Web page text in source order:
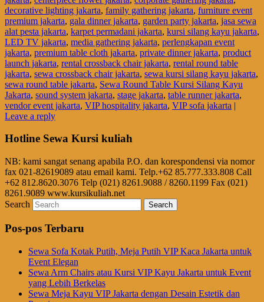
decorative lighting jakarta, family gathering jakarta, furniture event
premium jakarta, gala dinner jakarta, garden party jakarta, jasa sewa
alat pesta jakarta, karpet permadani jakarta, kursi silang kayu jakarta,
LED TV jakarta, media gathering jakarta, perlengkapan event
jakarta, premium table cloth jakarta, private dinner jakarta, product
launch jakarta, rental crossback chair jakarta, rental round table
jakarta, sewa crossback chair jakarta, sewa kursi silang kayu jakarta,
sewa round table jakarta, Sewa Round Table Kursi Silang Kayu
Jakarta, sound system jakarta, stage jakarta, table runner jakarta,
vendor event jakarta, VIP hospitality jakarta, VIP sofa jakarta |
Leave a reply
Hotline Sewa Kursi kuliah
NB: kami sangat senang apabila P.O. dan korespondensi via nomor
fax 021-82619089 atau email kami. Telp.+62 85.777.333.808 Call
+62 812.8620.3076 Telp (021) 8261.9088 / 8260.1199 Fax (021)
8261.9089 www.kursikuliah.net
Search
Pos-pos Terbaru
Sewa Sofa Kotak Putih, Meja Putih VIP Kaca Jakarta untuk
Event Elegan
Sewa Arm Chairs atau Kursi VIP Kayu Jakarta untuk Event
yang Lebih Berkelas
Sewa Meja Kayu VIP Jakarta dengan Desain Estetik dan